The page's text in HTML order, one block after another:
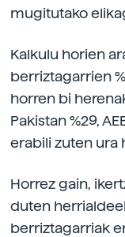
mugitutako
Kalkulu horien
berriztagarrien
horren bi
Pakistan %29,
erabili zuten ura
Horrez gain,
duten
berriztagarriak